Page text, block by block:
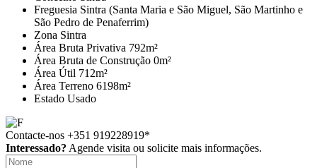
Freguesia Sintra (Santa Maria e São Miguel, São Martinho e
São Pedro de Penaferrim)
Zona Sintra
Área Bruta Privativa 792m²
Área Bruta de Construção 0m²
Área Útil 712m²
Área Terreno 6198m²
Estado Usado
Contacte-nos +351 919228919*
Interessado? Agende visita ou solicite mais informações.